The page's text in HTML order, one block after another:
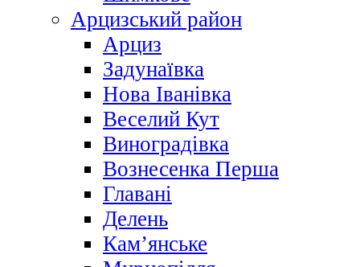
Арцизський район
Арциз
Задунаївка
Нова Іванівка
Веселий Кут
Виноградівка
Вознесенка Перша
Главані
Делень
Кам’янське